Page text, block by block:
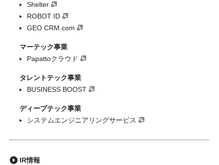
Shelter
ROBOT ID
GEO CRM.com
マーテック事業
Papattoクラウド
タレントテック事業
BUSINESS BOOST
ディープテック事業
システムエンジニアリングサービス
IR情報